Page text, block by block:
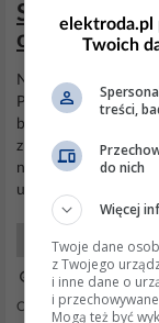
Seat Ibiza 6j
od świec
Niestety nie wiem
Podobno do
bym fotkę wkleił z
zrobić adaptację.
nowszych autach.
uzyskać fachową
Samochody
05 Lip 2018 18:22
Odpowiedzi: 17
elektroda.pl
Twoich
treści,
do nich
Więcej
Twoje dane
z Twojego
i inne dane o
i
Mogą też być